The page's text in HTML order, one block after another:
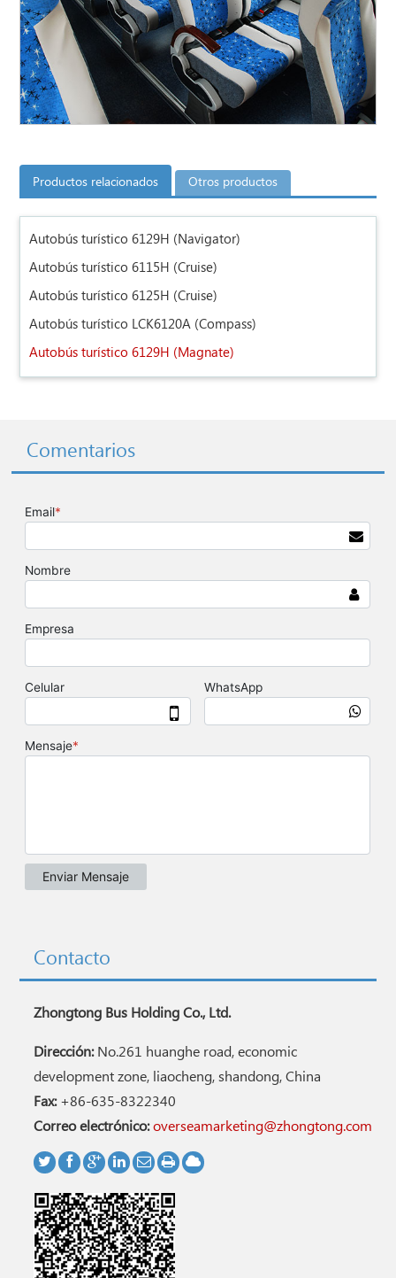
Productos relacionados Otros productos
Autobús turístico 6129H (Navigator)
Autobús turístico 6115H (Cruise)
Autobús turístico 6125H (Cruise)
Autobús turístico LCK6120A (Compass)
Autobús turístico 6129H (Magnate)
Comentarios
Contacto
Zhongtong Bus Holding Co., Ltd.
Dirección:No.261 huanghe road, economic
development zone, liaocheng, shandong, China
Fax:+86-635-8322340
Correo electrónico:overseamarketing@zhongtong.com